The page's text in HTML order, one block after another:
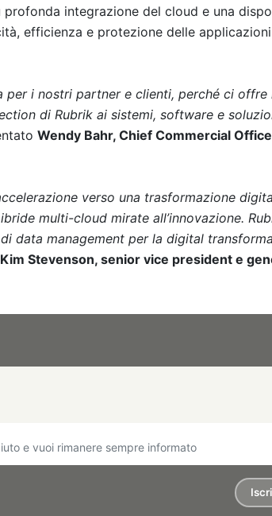
integrazione del cloud e una
efficienza e protezione delle applicazioni
per i nostri partner e clienti, perché ci offre
di Rubrik ai sistemi, software e
Wendy Bahr, Chief Commercial
verso una trasformazione
multi-cloud mirate all’innovazione.
data management per la digital
Kim Stevenson, senior vice president e
e vuoi rimanere sempre informato